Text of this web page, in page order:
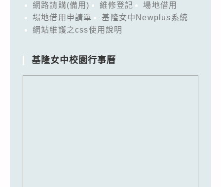
網路請購(備用)
維修登記
場地借用
場地借用申請單
基隆女中Newplus系統
網站維護之css使用說明
基隆女中校園行事曆